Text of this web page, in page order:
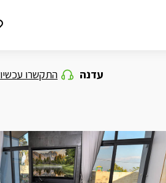
עדנה התקשרו עכשיו